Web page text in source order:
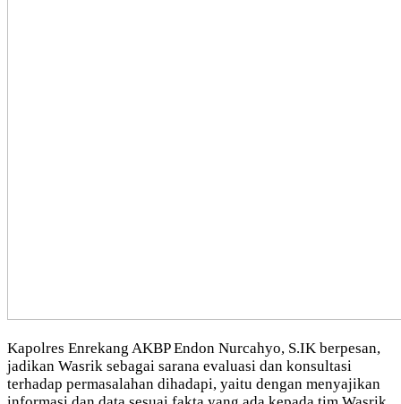
Kapolres Enrekang AKBP Endon Nurcahyo, S.IK berpesan,
jadikan Wasrik sebagai sarana evaluasi dan konsultasi
terhadap permasalahan dihadapi, yaitu dengan menyajikan